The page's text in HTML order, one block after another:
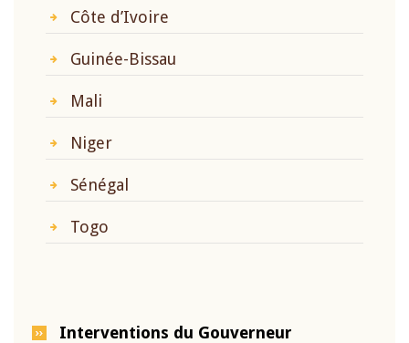
Côte d’Ivoire
Guinée-Bissau
Mali
Niger
Sénégal
Togo
Interventions du Gouverneur